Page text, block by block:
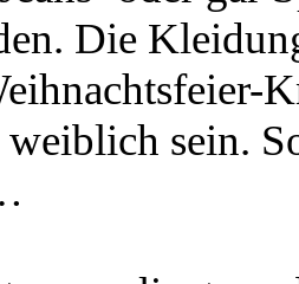
Die
sein.